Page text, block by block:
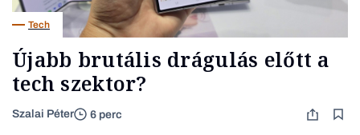
Tech
Újabb brutális drágulás előtt a
tech szektor?
Szalai Péter 6 perc